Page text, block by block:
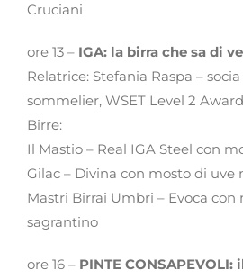
Cruciani
ore 13 – IGA: la birra che sa di
Relatrice: Stefania Raspa –
sommelier, WSET Level 2
Birre:
Il Mastio – Real IGA Steel con
Gilac – Divina con mosto di uve
Mastri Birrai Umbri – Evoca con
sagrantino
ore 16 – PINTE